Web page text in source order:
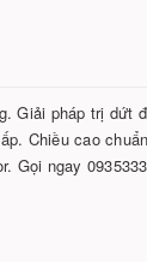
Giải pháp trị dứt
Chiều cao
Gọi ngay